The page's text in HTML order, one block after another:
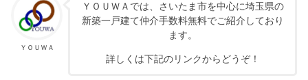
ＹＯＵＷＡ
ＹＯＵＷＡでは、さいたま市を中心に埼玉県の
新築一戸建て仲介手数料無料でご紹介しており
ます。
詳しくは下記のリンクからどうぞ！